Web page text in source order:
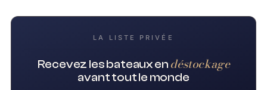
LA LISTE PRIVÉE
Recevez les bateaux en déstockage
avant tout le monde